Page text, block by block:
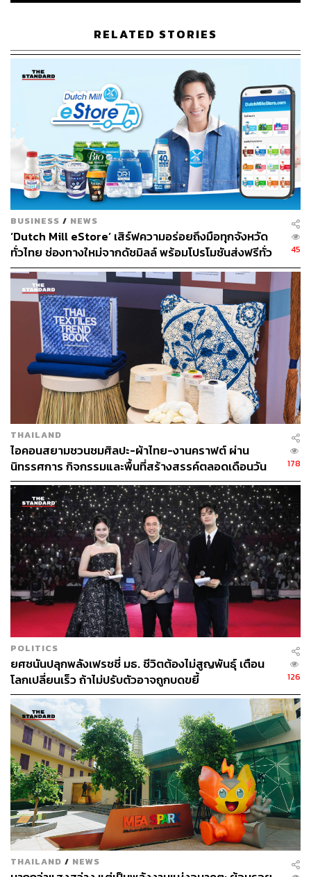
‘การเปลี่ยนแปลงสู่ดิจิทัล’ กุญแจสำคัญที่ขาดไม่ได้
สำหรับทุกธุรกิจ
การเปลี่ยนแปลงวิธีประมวลผลข้อมูลสามารถปลดล็อกความ
คิดสร้างสรรค์ในการดำเนินธุรกิจไปอีกขั้นได้
ชิโระ คิกูจิ รองประธานบริษัท FUJIFILM Business
Innovation กล่าวว่า “ย้อนกลับไปตั้งแต่สมัยผมอยู่ที่ Fuji
Xerox ผมมองว่าข้อมูลทั้งหมดที่เกี่ยวข้องกับการสื่อสารไม่ได้
เป็นแค่เอกสาร แต่เป็นสินทรัพย์สำคัญขององค์กร นี่คือ
แนวทางที่เรายึดถือมาตลอดกว่า 60 ปี
“ในบริษัทส่วนใหญ่ สูญเสียชั่วโมงการทำงานส่วนใหญ่ไปกับ
การประมวลผลข้อมูลเพียงอย่างเดียว แต่บริษัทของเรามอง
ว่าการจัดการข้อมูลในกระบวนการทำงานทุกด้าน ไม่ว่าจะ
ในสำนักงานหรือนอกสำนักงาน เป็นขั้นตอนดำเนินธุรกิจที่
สำคัญ เราจึงมุ่งเน้นการเปลี่ยนแปลงสู่ดิจิทัลเพื่อปรับปรุง
กระบวนการ ลดความผิดพลาดและเพิ่มประสิทธิภาพ ภายใต้
มาตรฐานที่ยั่งยืน” คิกูจิกล่าวเสริม
การสร้างสภาพแวดล้อมที่ทุกคนสามารถดึงศักยภาพของตน
ออกมาได้อย่างเต็มที่ และนำความสามารถไปสร้างสรรค์งาน
ที่สร้างผลกระทบเชิงบวกได้มากยิ่งขึ้น ถือเป็นหนึ่งในแนวทาง
แก้ไขปัญหาสำคัญที่ทั่วโลกต้องการ รวมถึงภูมิภาคเอเชีย
แปซิฟิก
FUJIFILM Business Innovation ในฐานะองค์กรชั้นนำใน
การนำเสนอนวัตกรรมด้านโซลูชันโดยมี ‘FUJIFILM IWpro’
เป็นโซลูชันที่สร้างการทำงานบนแพลตฟอร์มระบบดิจิทัลที่ล้ำ
สมัย สามารถเชื่อมต่อทั้งทีมภายในและภายนอกองค์กรให้
ทำงานร่วมกันได้อย่างมีประสิทธิภาพ โดยเก็บรวบรวมข้อมูล
ไว้ในระบบคลาวด์ พร้อมทั้งเปลี่ยนแปลงรูปแบบการสื่อสาร
และการทำงานร่วมกันของทีมงาน
ชิโระ คิกูจิ เน้นย้ำว่า “โซลูชันที่ดีที่สุดในโลกอาจไม่ใช่
โซลูชันที่เหมาะสมที่สุดสำหรับลูกค้า สิ่งสำคัญคือการเข้าใจ
วัฒนธรรมเฉพาะตัวของลูกค้าแต่ละราย แม้จะมาจาก
ประเทศหรืออุตสาหกรรมที่แตกต่างกันก็สามารถนำเสนอ
โซลูชันที่ปรับแต่งอย่างเหมาะสมได้อย่างมีประสิทธิภาพ เพื่อ
ช่วยให้ลูกค้าก้าวข้ามความท้าทายได้อย่างต่อเนื่อง”
RELATED STORIES
BUSINESS / NEWS
‘Dutch Mill eStore’ เสิร์ฟความอร่อยถึงมือทุกจังหวัด
ทั่วไทย ช่องทางใหม่จากดัชมิลล์ พร้อมโปรโมชันส่งฟรีทั่ว
ประเทศ ส่งไว สั่งก่อนเที่ยง ได้ของวันถัดไป ส่งสินค้าแบบ
เย็นตรงจากโรงงาน [ADVERTORIAL]
45
THAILAND
ไอคอนสยามชวนชมศิลปะ-ผ้าไทย-งานคราฟต์ ผ่าน
นิทรรศการ กิจกรรมและพื้นที่สร้างสรรค์ตลอดเดือนวัน
แม่ [ADVERTORIAL]
178
POLITICS
ยศชนันปลุกพลังเฟรชชี่ มธ. ชีวิตต้องไม่สูญพันธุ์ เตือน
โลกเปลี่ยนเร็ว ถ้าไม่ปรับตัวอาจถูกบดขยี้
126
THAILAND / NEWS